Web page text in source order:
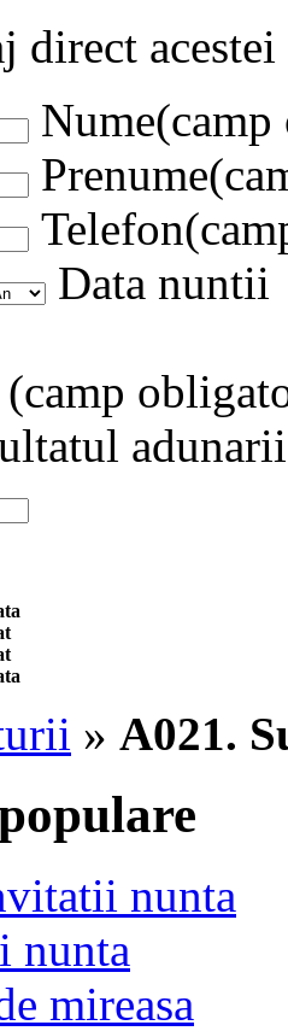
direct
Data nuntii
adunarii
» A021.
nunta
nunta
mireasa